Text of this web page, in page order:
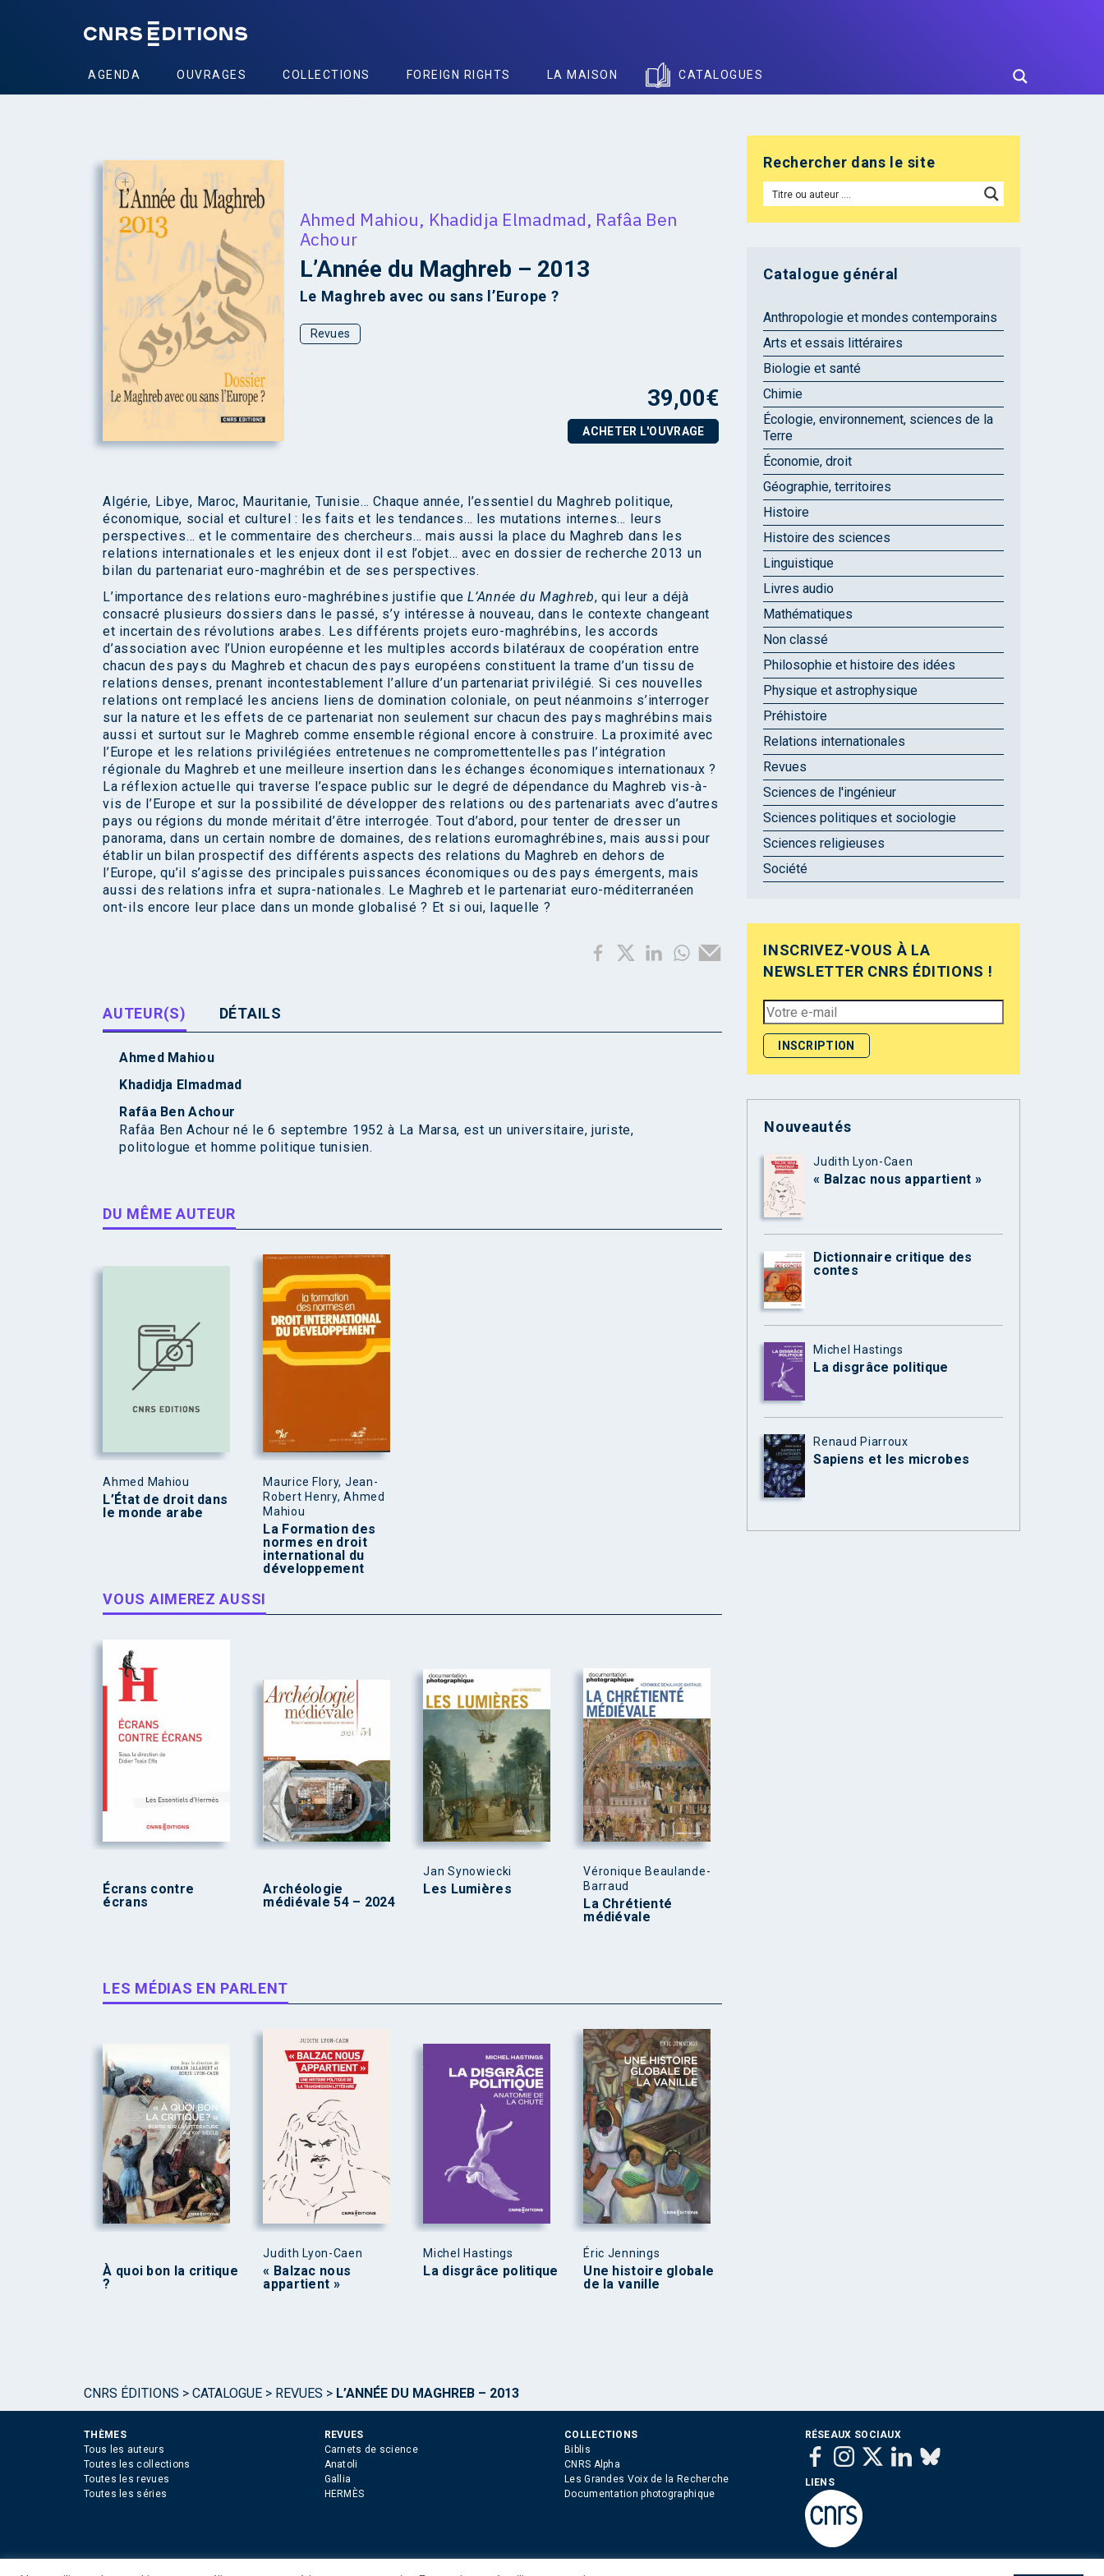
AGENDA OUVRAGES COLLECTIONS FOREIGN RIGHTS LA MAISON CATALOGUES
+
Ahmed Mahiou, Khadidja Elmadmad, Rafâa Ben
Achour
L’Année du Maghreb – 2013
Le Maghreb avec ou sans l’Europe ?
Revues
39,00€
ACHETER L'OUVRAGE
Algérie, Libye, Maroc, Mauritanie, Tunisie… Chaque année, l’essentiel du Maghreb politique,
économique, social et culturel : les faits et les tendances… les mutations internes… leurs
perspectives… et le commentaire des chercheurs… mais aussi la place du Maghreb dans les
relations internationales et les enjeux dont il est l’objet… avec en dossier de recherche 2013 un
bilan du partenariat euro-maghrébin et de ses perspectives.
L’importance des relations euro-maghrébines justifie que L’Année du Maghreb, qui leur a déjà
consacré plusieurs dossiers dans le passé, s’y intéresse à nouveau, dans le contexte changeant
et incertain des révolutions arabes. Les différents projets euro-maghrébins, les accords
d’association avec l’Union européenne et les multiples accords bilatéraux de coopération entre
chacun des pays du Maghreb et chacun des pays européens constituent la trame d’un tissu de
relations denses, prenant incontestablement l’allure d’un partenariat privilégié. Si ces nouvelles
relations ont remplacé les anciens liens de domination coloniale, on peut néanmoins s’interroger
sur la nature et les effets de ce partenariat non seulement sur chacun des pays maghrébins mais
aussi et surtout sur le Maghreb comme ensemble régional encore à construire. La proximité avec
l’Europe et les relations privilégiées entretenues ne compromettentelles pas l’intégration
régionale du Maghreb et une meilleure insertion dans les échanges économiques internationaux ?
La réflexion actuelle qui traverse l’espace public sur le degré de dépendance du Maghreb vis-à-
vis de l’Europe et sur la possibilité de développer des relations ou des partenariats avec d’autres
pays ou régions du monde méritait d’être interrogée. Tout d’abord, pour tenter de dresser un
panorama, dans un certain nombre de domaines, des relations euromaghrébines, mais aussi pour
établir un bilan prospectif des différents aspects des relations du Maghreb en dehors de
l’Europe, qu’il s’agisse des principales puissances économiques ou des pays émergents, mais
aussi des relations infra et supra-nationales. Le Maghreb et le partenariat euro-méditerranéen
ont-ils encore leur place dans un monde globalisé ? Et si oui, laquelle ?
AUTEUR(S) DÉTAILS
Ahmed Mahiou
Khadidja Elmadmad
Rafâa Ben Achour
Rafâa Ben Achour né le 6 septembre 1952 à La Marsa, est un universitaire, juriste,
politologue et homme politique tunisien.
DU MÊME AUTEUR
Ahmed Mahiou
L’État de droit dans
le monde arabe
Maurice Flory, Jean-
Robert Henry, Ahmed
Mahiou
La Formation des
normes en droit
international du
développement
VOUS AIMEREZ AUSSI
Écrans contre
écrans
Archéologie
médiévale 54 – 2024
Jan Synowiecki
Les Lumières
Véronique Beaulande-
Barraud
La Chrétienté
médiévale
LES MÉDIAS EN PARLENT
À quoi bon la critique
?
Judith Lyon-Caen
« Balzac nous
appartient »
Michel Hastings
La disgrâce politique
Éric Jennings
Une histoire globale
de la vanille
Rechercher dans le site
Catalogue général
Anthropologie et mondes contemporains
Arts et essais littéraires
Biologie et santé
Chimie
Écologie, environnement, sciences de la
Terre
Économie, droit
Géographie, territoires
Histoire
Histoire des sciences
Linguistique
Livres audio
Mathématiques
Non classé
Philosophie et histoire des idées
Physique et astrophysique
Préhistoire
Relations internationales
Revues
Sciences de l'ingénieur
Sciences politiques et sociologie
Sciences religieuses
Société
INSCRIVEZ-VOUS À LA
NEWSLETTER CNRS ÉDITIONS !
Nouveautés
Judith Lyon-Caen
« Balzac nous appartient »
Dictionnaire critique des
contes
Michel Hastings
La disgrâce politique
Renaud Piarroux
Sapiens et les microbes
CNRS ÉDITIONS > CATALOGUE > REVUES > L’ANNÉE DU MAGHREB – 2013
THÈMES
Tous les auteurs
Toutes les collections
Toutes les revues
Toutes les séries
REVUES
Carnets de science
Anatoli
Gallia
HERMÈS
COLLECTIONS
Biblis
CNRS Alpha
Les Grandes Voix de la Recherche
Documentation photographique
RÉSEAUX SOCIAUX
LIENS